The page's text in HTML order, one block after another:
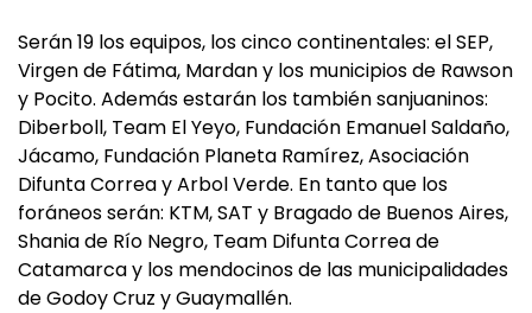
Serán 19 los equipos, los cinco continentales: el SEP,
Virgen de Fátima, Mardan y los municipios de Rawson
y Pocito. Además estarán los también sanjuaninos:
Diberboll, Team El Yeyo, Fundación Emanuel Saldaño,
Jácamo, Fundación Planeta Ramírez, Asociación
Difunta Correa y Arbol Verde. En tanto que los
foráneos serán: KTM, SAT y Bragado de Buenos Aires,
Shania de Río Negro, Team Difunta Correa de
Catamarca y los mendocinos de las municipalidades
de Godoy Cruz y Guaymallén.